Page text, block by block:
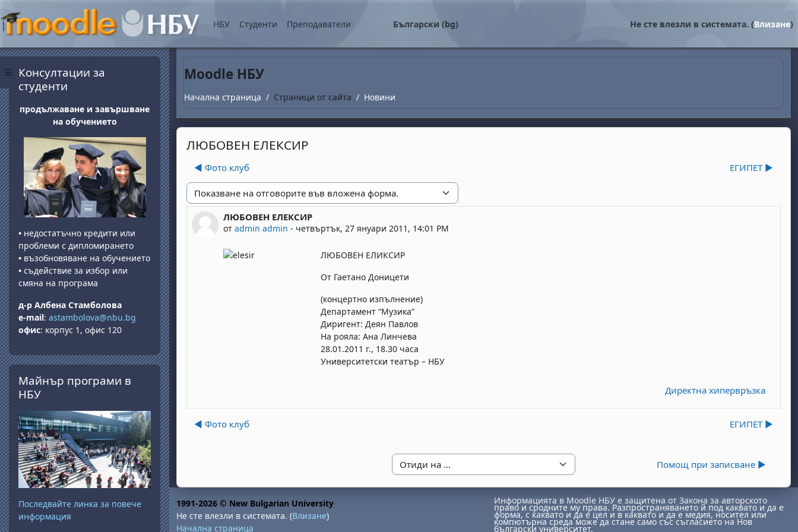
Прескочи на основното съдържание
Страничен панел
НБУ Студенти Преподаватели Български ‎(bg)‎ Не сте влезли в системата. (Влизане)
Moodle НБУ
Начална страница Страници от сайта Новини
ЛЮБОВЕН ЕЛЕКСИР
◀︎ Фото клуб ЕГИПЕТ ▶︎
Начин на показване
ЛЮБОВЕН ЕЛЕКСИР
от admin admin - четвъртък, 27 януари 2011, 14:01 PM
Number of replies: 0
ЛЮБОВЕН ЕЛИКСИР
От Гаетано Доницети
(концертно изпълнение)
Департамент “Музика”
Диригент: Деян Павлов
На рояла: Ана Линчева
28.01.2011 г., 18.30 часа
Университетски театър – НБУ
Директна хипервръзка
◀︎ Фото клуб ЕГИПЕТ ▶︎
Отиди на ... Помощ при записване ▶︎
Блокове
Консултации за
студенти
продължаване и завършване
на обучението
• недостатъчно кредити или
проблеми с дипломирането
• възобновяване на обучението
• съдействие за избор или
смяна на програма
д-р Албена Стамболова
e-mail: astambolova@nbu.bg
офис: корпус 1, офис 120
Прескочи Майнър програми в НБУ
Майнър програми в
НБУ
Последвайте линка за повече
информация
Информацията в Moodle НБУ е защитена от Закона за авторското
право и сродните му права. Разпространяването й под каквато и да е
форма, с каквато и да е цел и в каквато и да е медия, носител или
компютърна среда може да стане само със съгласието на Нов
български университет.
1991-2026 © New Bulgarian University
Не сте влезли в системата. (Влизане)
Начална страница